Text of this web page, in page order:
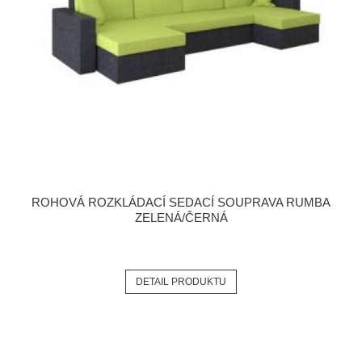
ROHOVÁ ROZKLÁDACÍ SEDACÍ SOUPRAVA RUMBA
ZELENÁ/ČERNÁ
DETAIL PRODUKTU